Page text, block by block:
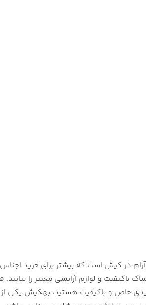
آرام در کیش است که بیشتر برای خرید
باکیفیت و لوازم آرایشی معتبر را
خاص و باکیفیت هستید، بهکیش یکی از